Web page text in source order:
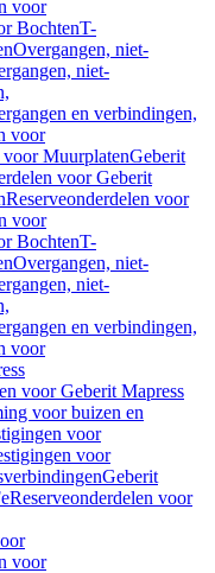
voor
BochtenT-
Overgangen, niet-
niet-
en verbindingen,
voor
voor MuurplatenGeberit
voor Geberit
Reserveonderdelen voor
voor
BochtenT-
Overgangen, niet-
niet-
en verbindingen,
voor
voor Geberit Mapress
voor buizen en
voor
voor
Geberit
Reserveonderdelen voor
voor